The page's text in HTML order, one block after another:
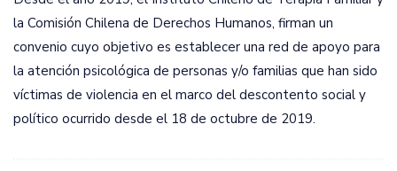
la Comisión Chilena de Derechos Humanos, firman un
convenio cuyo objetivo es establecer una red de apoyo para
la atención psicológica de personas y/o familias que han sido
víctimas de violencia en el marco del descontento social y
político ocurrido desde el 18 de octubre de 2019.